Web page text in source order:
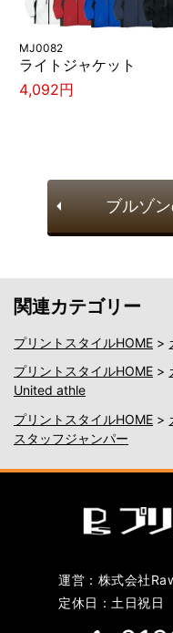
MJ0082
ライトジャケット
4,092円
ブルゾ
関連カテゴリー
プリントスタイルHOME >
プリントスタイルHOME >
United athle
プリントスタイルHOME >
スタッフジャンパー
運営：株式会社
定休日：土日祝日